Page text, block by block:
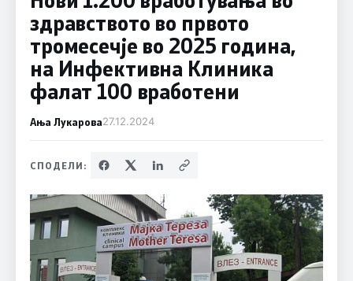
здравството во првото
тромесечје во 2025 година,
на Инфективна Клиника
фалат 100 вработени
Ања Лукарова27.12.2024
СПОДЕЛИ: